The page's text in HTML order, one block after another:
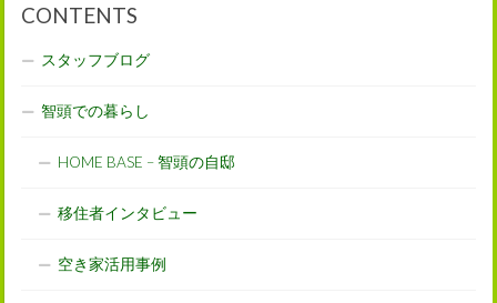
CONTENTS
スタッフブログ
智頭での暮らし
HOME BASE – 智頭の自邸
移住者インタビュー
空き家活用事例